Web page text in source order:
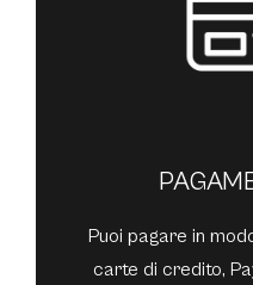
Puoi pagare in
carte di credito,